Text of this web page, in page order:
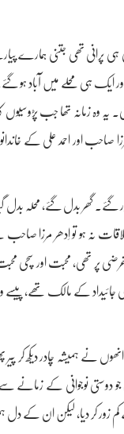
ہی پرانی تھی جتنی ہمارے
ایک ہی محلے میں آباد ہو
یہ وہ زمانہ تھا جب پڑوسیوں
اور احمد علی کے
گئے۔ گھر بدل گئے، محلہ
نہ ہو تو اِدھر مرزا صاحب
پر تھی، محبت اور سچی
کے مالک تھے، پیسے
ہمیشہ چادر دیکھ کر پیر
کی جو دوستی نوجوانی کے
کم زور کر دیا، لیکن ان